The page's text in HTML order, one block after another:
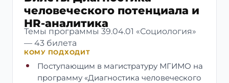
человеческого потенциала и
HR-аналитика
Темы программы 39.04.01 «Социология»
— 43 билета
КОМУ ПОДХОДИТ
Поступающим в магистратуру МГИМО на
программу «Диагностика человеческого